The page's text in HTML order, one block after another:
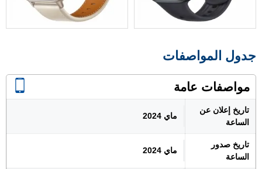
جدول المواصفات
مواصفات عامة
تاريخ إعلان عن
الساعة
ماي 2024
تاريخ صدور
الساعة
ماي 2024